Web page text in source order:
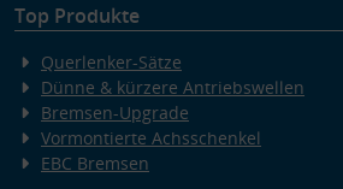
Top Produkte
Querlenker-Sätze
Dünne & kürzere Antriebswellen
Bremsen-Upgrade
Vormontierte Achsschenkel
EBC Bremsen